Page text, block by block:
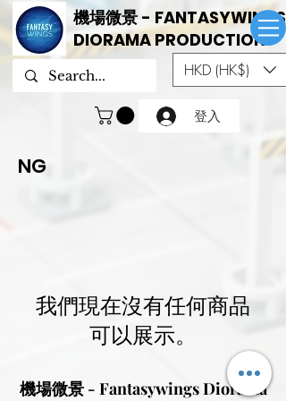
機場微景 - FANTASYWINGS
DIORAMA PRODUCTION
HKD (HK$)
登入
NG
我們現在沒有任何商品
可以展示。
機場微景 - Fantasywings Diorama